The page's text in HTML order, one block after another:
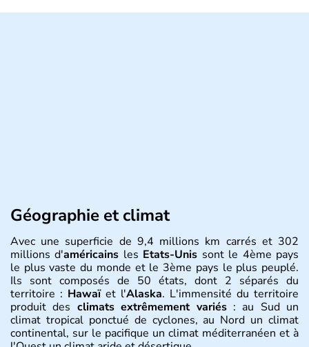
Géographie et climat
Avec une superficie de 9,4 millions km carrés et 302
millions d'américains les Etats-Unis sont le 4ème pays
le plus vaste du monde et le 3ème pays le plus peuplé.
Ils sont composés de 50 états, dont 2 séparés du
territoire : Hawaïet l'Alaska. L'immensité du territoire
produit des climats extrêmement variés: au Sud un
climat tropical ponctué de cyclones, au Nord un climat
continental, sur le pacifique un climat méditerranéen et à